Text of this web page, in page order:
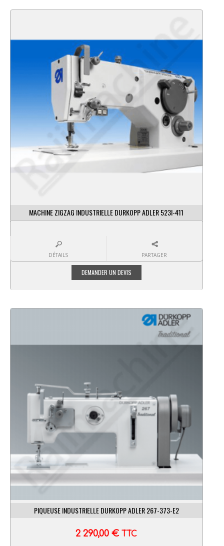
MACHINE ZIGZAG INDUSTRIELLE DURKOPP ADLER 523I-411
DÉTAILS PARTAGER
PIQUEUSE INDUSTRIELLE DURKOPP ADLER 267-373-E2
2 290,00€ TTC